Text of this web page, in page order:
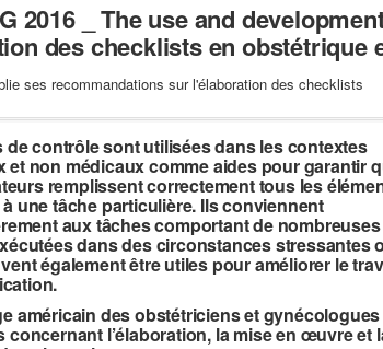
2016 _ The use and
des checklists en obstétrique
ses recommandations sur l'élaboration des checklists
de contrôle sont utilisées dans les contextes
et non médicaux comme aides pour garantir
remplissent correctement tous les
une tâche particulière. Ils conviennent
aux tâches comportant de nombreuses
dans des circonstances stressantes
également être utiles pour améliorer le
américain des obstétriciens et
concernant l’élaboration, la mise en œuvre et